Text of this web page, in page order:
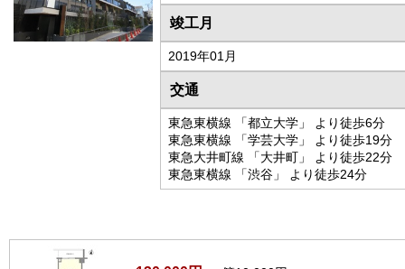
竣工月
2019年01月
交通
東急東横線 「都立大学」 より徒歩6分
東急東横線 「学芸大学」 より徒歩19分
東急大井町線 「大井町」 より徒歩22分
東急東横線 「渋谷」 より徒歩24分